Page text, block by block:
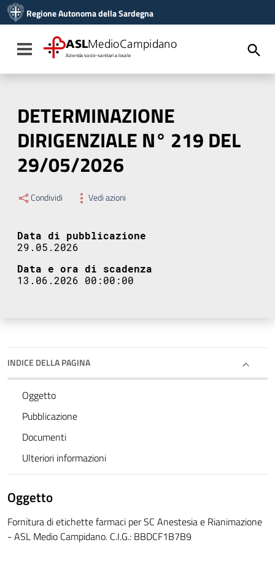
Vai al menu di navigazione
Vai al footer
Regione Autonoma della Sardegna
Toggle navigation
ASLMedioCampidano
Azienda socio-sanitaria locale
DETERMINAZIONE
DIRIGENZIALE N° 219 DEL
29/05/2026
Condividi Vedi azioni
Data di pubblicazione
29.05.2026
Data e ora di scadenza
13.06.2026 00:00:00
INDICE DELLA PAGINA
Oggetto
Pubblicazione
Documenti
Ulteriori informazioni
Oggetto
Fornitura di etichette farmaci per SC Anestesia e Rianimazione
- ASL Medio Campidano. C.I.G.: BBDCF1B7B9